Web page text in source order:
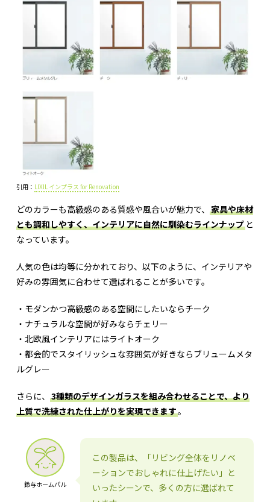
引用： LIXIL インプラス for Renovation
どのカラーも高級感のある質感や風合いが魅力で、 家具や床材
とも調和しやすく、インテリアに自然に馴染むラインナップと
なっています。
人気の色は均等に分かれており、以下のように、インテリアや
好みの雰囲気に合わせて選ばれることが多いです。
・モダンかつ高級感のある空間にしたいならチーク
・ナチュラルな空間が好みならチェリー
・北欧風インテリアにはライトオーク
・都会的でスタイリッシュな雰囲気が好きならブリュームメタ
ルグレー
さらに、 3種類のデザインガラスを組み合わせることで、より
上質で洗練された仕上がりを実現できます。
鈴与ホームパル
この製品は、「リビング全体をリノベ
ーションでおしゃれに仕上げたい」と
いったシーンで、多くの方に選ばれて